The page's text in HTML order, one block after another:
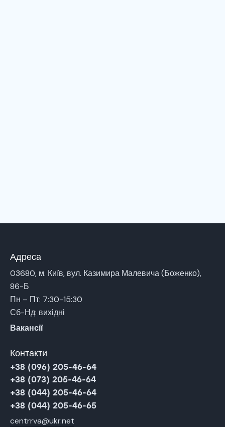
Адреса
03680, м. Київ, вул. Казимира Малевича (Боженко),
86-Б
Пн – Пт: 7:30-15:30
Сб-Нд: вихідні
Вакансії
Контакти
+38 (096) 205-46-64
+38 (073) 205-46-64
+38 (044) 205-46-64
+38 (044) 205-46-65
centrrva@ukr.net